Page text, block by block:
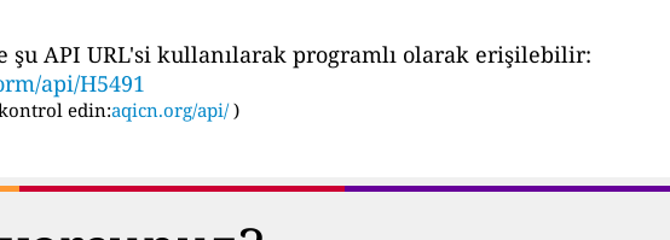
API URL'si kullanılarak programlı olarak erişilebilir:
api/H5491
edin:aqicn.org/api/ )